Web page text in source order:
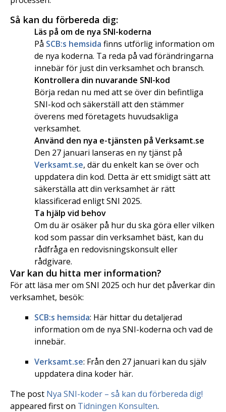
Så kan du förbereda dig:
Läs på om de nya SNI-koderna
På SCB:s hemsida finns utförlig information om
de nya koderna. Ta reda på vad förändringarna
innebär för just din verksamhet och bransch.
Kontrollera din nuvarande SNI-kod
Börja redan nu med att se över din befintliga
SNI-kod och säkerställ att den stämmer
överens med företagets huvudsakliga
verksamhet.
Använd den nya e-tjänsten på Verksamt.se
Den 27 januari lanseras en ny tjänst på
Verksamt.se, där du enkelt kan se över och
uppdatera din kod. Detta är ett smidigt sätt att
säkerställa att din verksamhet är rätt
klassificerad enligt SNI 2025.
Ta hjälp vid behov
Om du är osäker på hur du ska göra eller vilken
kod som passar din verksamhet bäst, kan du
rådfråga en redovisningskonsult eller
rådgivare.
Var kan du hitta mer information?
För att läsa mer om SNI 2025 och hur det påverkar din
verksamhet, besök:
SCB:s hemsida: Här hittar du detaljerad
information om de nya SNI-koderna och vad de
innebär.
Verksamt.se: Från den 27 januari kan du själv
uppdatera dina koder här.
The post Nya SNI-koder – så kan du förbereda dig!
appeared first on Tidningen Konsulten.